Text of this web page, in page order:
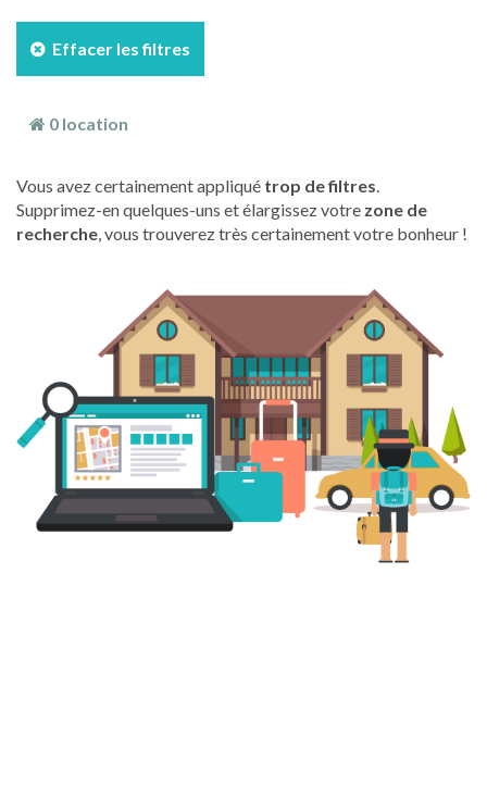
Effacer les filtres
0 location
Vous avez certainement appliqué trop de filtres.
Supprimez-en quelques-uns et élargissez votre zone de
recherche, vous trouverez très certainement votre bonheur !